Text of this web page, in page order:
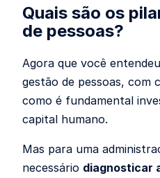
Quais são os
de pessoas?
Agora que você
gestão de pessoas, com
como é fundamental
capital humano.
Mas para uma
necessário diagnosticar